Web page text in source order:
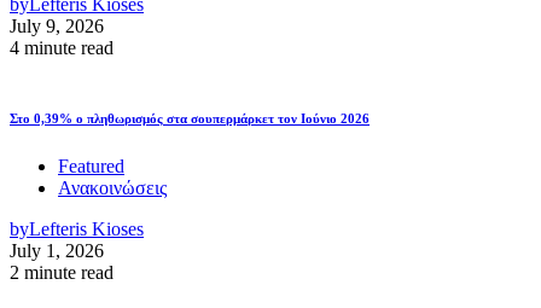
byLefteris Kioses
July 9, 2026
4 minute read
Στο 0,39% ο πληθωρισμός στα σουπερμάρκετ τον Ιούνιο 2026
Featured
Ανακοινώσεις
byLefteris Kioses
July 1, 2026
2 minute read